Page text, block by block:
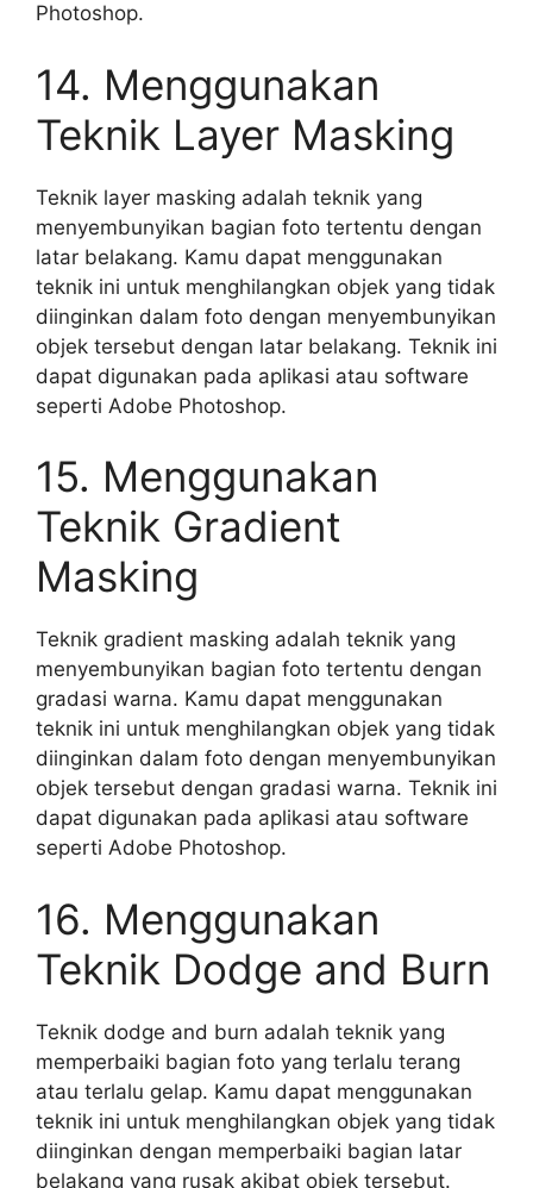
Photoshop.
14. Menggunakan
Teknik Layer Masking
Teknik layer masking adalah teknik yang
menyembunyikan bagian foto tertentu dengan
latar belakang. Kamu dapat menggunakan
teknik ini untuk menghilangkan objek yang tidak
diinginkan dalam foto dengan menyembunyikan
objek tersebut dengan latar belakang. Teknik ini
dapat digunakan pada aplikasi atau software
seperti Adobe Photoshop.
15. Menggunakan
Teknik Gradient
Masking
Teknik gradient masking adalah teknik yang
menyembunyikan bagian foto tertentu dengan
gradasi warna. Kamu dapat menggunakan
teknik ini untuk menghilangkan objek yang tidak
diinginkan dalam foto dengan menyembunyikan
objek tersebut dengan gradasi warna. Teknik ini
dapat digunakan pada aplikasi atau software
seperti Adobe Photoshop.
16. Menggunakan
Teknik Dodge and Burn
Teknik dodge and burn adalah teknik yang
memperbaiki bagian foto yang terlalu terang
atau terlalu gelap. Kamu dapat menggunakan
teknik ini untuk menghilangkan objek yang tidak
diinginkan dengan memperbaiki bagian latar
belakang yang rusak akibat objek tersebut.